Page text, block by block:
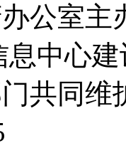
公室
息中心建
门共同